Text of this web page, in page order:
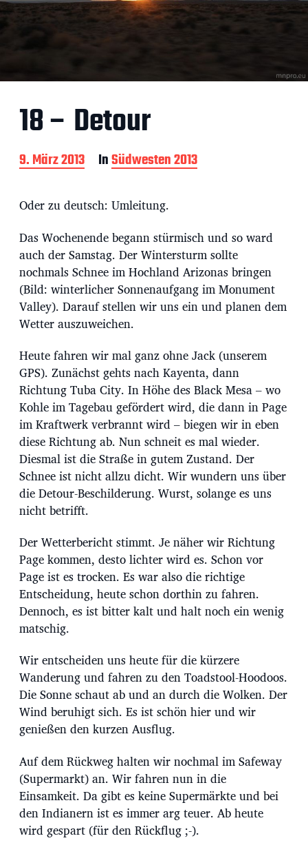
18 – Detour
B
e
t
r
a
g
s
d
a
t
u
m
9. März 2013 InSüdwesten 2013
Oder zu deutsch: Umleitung.
Das Wochenende begann stürmisch und so ward
auch der Samstag. Der Wintersturm sollte
nochmals Schnee im Hochland Arizonas bringen
(Bild: winterlicher Sonnenaufgang im Monument
Valley). Darauf stellen wir uns ein und planen dem
Wetter auszuweichen.
Heute fahren wir mal ganz ohne Jack (unserem
GPS). Zunächst gehts nach Kayenta, dann
Richtung Tuba City. In Höhe des Black Mesa – wo
Kohle im Tagebau gefördert wird, die dann in Page
im Kraftwerk verbrannt wird – biegen wir in eben
diese Richtung ab. Nun schneit es mal wieder.
Diesmal ist die Straße in gutem Zustand. Der
Schnee ist nicht allzu dicht. Wir wundern uns über
die Detour-Beschilderung. Wurst, solange es uns
nicht betrifft.
Der Wetterbericht stimmt. Je näher wir Richtung
Page kommen, desto lichter wird es. Schon vor
Page ist es trocken. Es war also die richtige
Entscheidung, heute schon dorthin zu fahren.
Dennoch, es ist bitter kalt und halt noch ein wenig
matschig.
Wir entscheiden uns heute für die kürzere
Wanderung und fahren zu den Toadstool-Hoodoos.
Die Sonne schaut ab und an durch die Wolken. Der
Wind beruhigt sich. Es ist schön hier und wir
genießen den kurzen Ausflug.
Auf dem Rückweg halten wir nochmal im Safeway
(Supermarkt) an. Wir fahren nun in die
Einsamkeit. Da gibt es keine Supermärkte und bei
den Indianern ist es immer arg teuer. Ab heute
wird gespart (für den Rückflug ;-).